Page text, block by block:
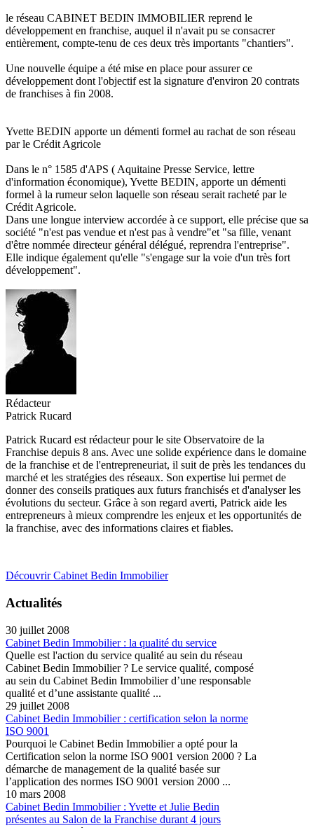
le réseau CABINET BEDIN IMMOBILIER reprend le
développement en franchise, auquel il n'avait pu se consacrer
entièrement, compte-tenu de ces deux très importants "chantiers".
Une nouvelle équipe a été mise en place pour assurer ce
développement dont l'objectif est la signature d'environ 20 contrats
de franchises à fin 2008.
Yvette BEDIN apporte un démenti formel au rachat de son réseau
par le Crédit Agricole
Dans le n° 1585 d'APS ( Aquitaine Presse Service, lettre
d'information économique), Yvette BEDIN, apporte un démenti
formel à la rumeur selon laquelle son réseau serait racheté par le
Crédit Agricole.
Dans une longue interview accordée à ce support, elle précise que sa
société "n'est pas vendue et n'est pas à vendre"et "sa fille, venant
d'être nommée directeur général délégué, reprendra l'entreprise".
Elle indique également qu'elle "s'engage sur la voie d'un très fort
développement".
Rédacteur
Patrick Rucard
Patrick Rucard est rédacteur pour le site Observatoire de la
Franchise depuis 8 ans. Avec une solide expérience dans le domaine
de la franchise et de l'entrepreneuriat, il suit de près les tendances du
marché et les stratégies des réseaux. Son expertise lui permet de
donner des conseils pratiques aux futurs franchisés et d'analyser les
évolutions du secteur. Grâce à son regard averti, Patrick aide les
entrepreneurs à mieux comprendre les enjeux et les opportunités de
la franchise, avec des informations claires et fiables.
Découvrir Cabinet Bedin Immobilier
Actualités
30 juillet 2008
Cabinet Bedin Immobilier : la qualité du service
Quelle est l'action du service qualité au sein du réseau
Cabinet Bedin Immobilier ? Le service qualité, composé
au sein du Cabinet Bedin Immobilier d’une responsable
qualité et d’une assistante qualité ...
29 juillet 2008
Cabinet Bedin Immobilier : certification selon la norme
ISO 9001
Pourquoi le Cabinet Bedin Immobilier a opté pour la
Certification selon la norme ISO 9001 version 2000 ? La
démarche de management de la qualité basée sur
l’application des normes ISO 9001 version 2000 ...
10 mars 2008
Cabinet Bedin Immobilier : Yvette et Julie Bedin
présentes au Salon de la Franchise durant 4 jours